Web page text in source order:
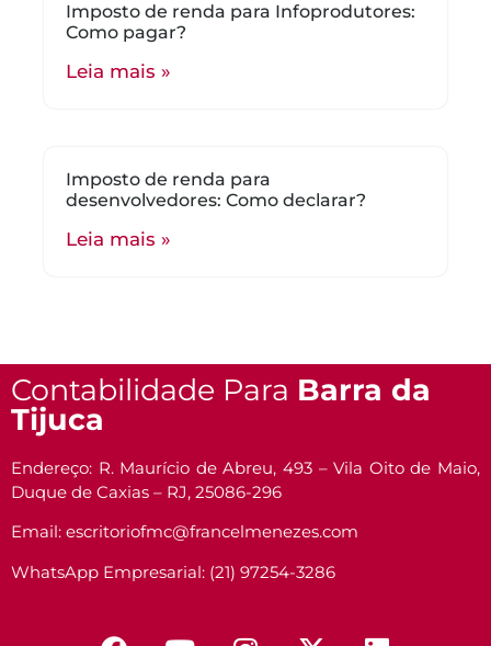
Imposto de renda para Infoprodutores:
Como pagar?
Leia mais »
Imposto de renda para
desenvolvedores: Como declarar?
Leia mais »
Contabilidade Para Barra da
Tijuca
Endereço: R. Maurício de Abreu, 493 – Vila Oito de Maio,
Duque de Caxias – RJ, 25086-296
Email: escritoriofmc@francelmenezes.com
WhatsApp Empresarial: (21) 97254-3286